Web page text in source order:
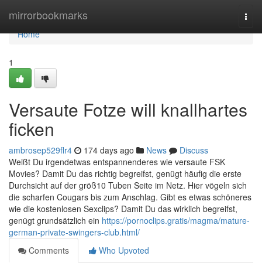
mirrorbookmarks
Home
Home
1
Versaute Fotze will knallhartes
ficken
ambrosep529flr4 174 days ago News
Discuss
Weißt Du irgendetwas entspannenderes wie versaute FSK
Movies? Damit Du das richtig begreifst, genügt häufig die erste
Durchsicht auf der größ10 Tuben Seite im Netz. Hier vögeln sich
die scharfen Cougars bis zum Anschlag. Gibt es etwas schöneres
wie die kostenlosen Sexclips? Damit Du das wirklich begreifst,
genügt grundsätzlich ein https://pornoclips.gratis/magma/mature-
german-private-swingers-club.html/
Comments
Who Upvoted